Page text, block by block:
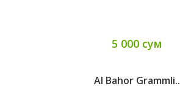
5 000 сум
Al Bahor Grammli..